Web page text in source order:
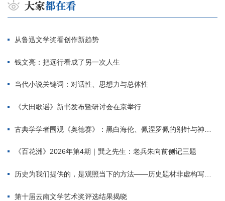
从鲁迅文学奖看创作新趋势
钱文亮：把远行看成了另一次人生
当代小说关键词：对话性、思想力与总体性
《大田歌谣》新书发布暨研讨会在京举行
古典学学者围观《奥德赛》：黑白海伦、佩涅罗佩的别针与神秘入侵者
《百花洲》2026年第4期｜巽之先生：老兵朱向前侧记三题
历史为我们提供的，是观照当下的方法——历史题材非虚构写作多人谈
第十届云南文学艺术奖评选结果揭晓